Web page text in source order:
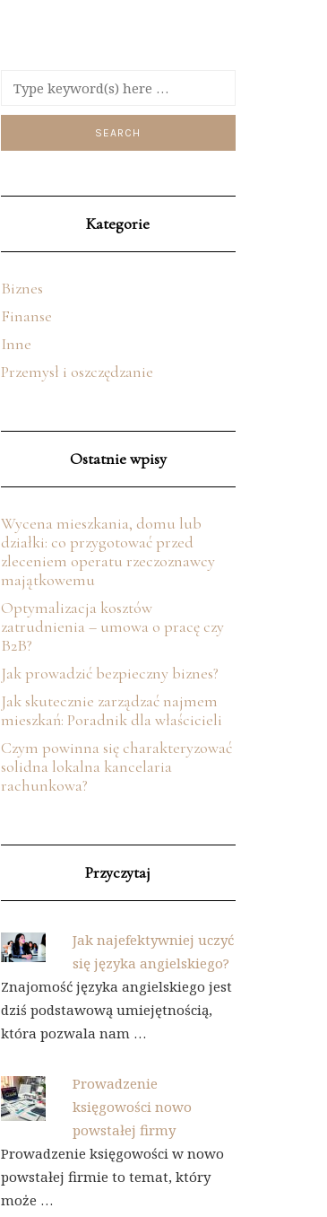
Kategorie
Biznes
Finanse
Inne
Przemysł i oszczędzanie
Ostatnie wpisy
Wycena mieszkania, domu lub
działki: co przygotować przed
zleceniem operatu rzeczoznawcy
majątkowemu
Optymalizacja kosztów
zatrudnienia – umowa o pracę czy
B2B?
Jak prowadzić bezpieczny biznes?
Jak skutecznie zarządzać najmem
mieszkań: Poradnik dla właścicieli
Czym powinna się charakteryzować
solidna lokalna kancelaria
rachunkowa?
Przyczytaj
Jak najefektywniej uczyć
się języka angielskiego?
Znajomość języka angielskiego jest
dziś podstawową umiejętnością,
która pozwala nam …
Prowadzenie
księgowości nowo
powstałej firmy
Prowadzenie księgowości w nowo
powstałej firmie to temat, który
może …